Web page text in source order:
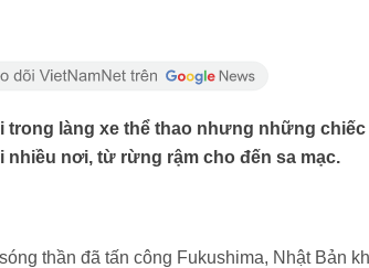
trong làng xe thể thao nhưng những
nơi, từ rừng rậm cho đến sa mạc.
thần đã tấn công Fukushima, Nhật Bản